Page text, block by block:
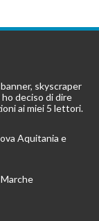
skyscraper
deciso di dire
ai miei 5 lettori.
Aquitania e